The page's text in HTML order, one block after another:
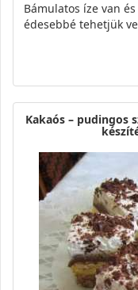
Bámulatos íze van
édesebbé tehetjük
Kakaós – pudingos